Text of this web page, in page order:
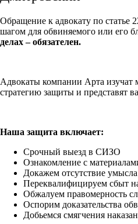
Обращение к адвокату по
шагом для обвиняемого или его
делах – обязателен.
Адвокаты компании Арта изучат
стратегию защиты и представят
Наша защита включает:
Срочный выезд в СИЗО
Ознакомление с
Докажем отсутствие
Переквалифицируем сбыт
Обжалуем правомерность
Оспорим доказательства
Добьемся смягчения